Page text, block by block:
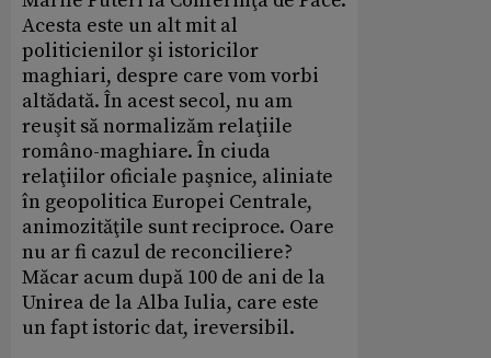
Acesta este un alt mit al
politicienilor şi istoricilor
maghiari, despre care vom vorbi
altădată. În acest secol, nu am
reuşit să normalizăm relaţiile
româno-maghiare. În ciuda
relaţiilor oficiale paşnice, aliniate
în geopolitica Europei Centrale,
animozităţile sunt reciproce. Oare
nu ar fi cazul de reconciliere?
Măcar acum după 100 de ani de la
Unirea de la Alba Iulia, care este
un fapt istoric dat, ireversibil.